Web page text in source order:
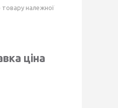
належної
ціна